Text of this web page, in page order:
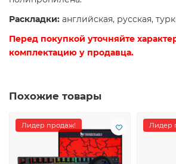
Раскладки: английская, русская,
Перед покупкой уточняйте
комплектацию у продавца.
Похожие товары
Лидер продаж! Лидер